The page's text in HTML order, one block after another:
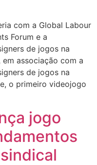
com a Global Labour
Forum e a
de jogos na
associação com a
de jogos na
o primeiro videojogo
jogo